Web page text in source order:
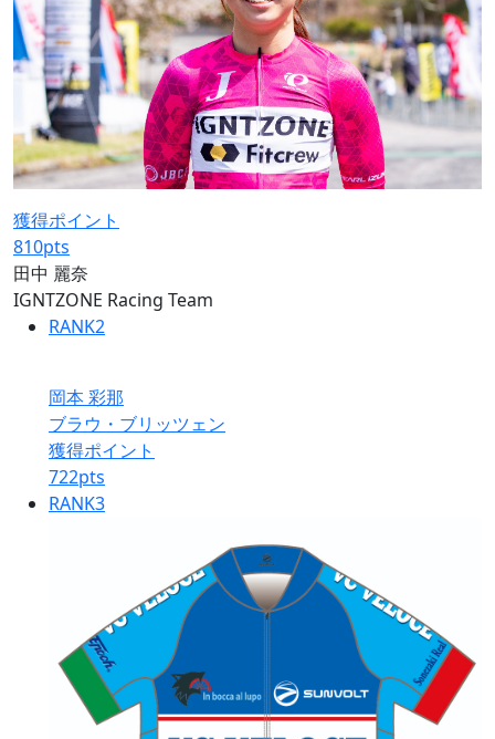
獲得ポイント
810pts
田中 麗奈
IGNTZONE Racing Team
RANK2
岡本 彩那
ブラウ・ブリッツェン
獲得ポイント
722pts
RANK3